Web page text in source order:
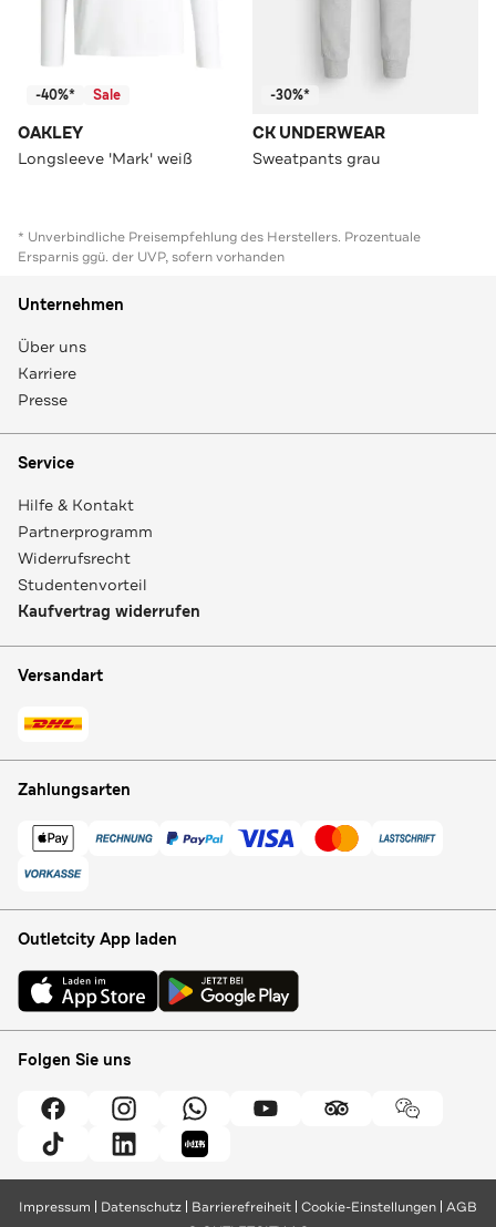
-40%* Sale
OAKLEY
Longsleeve 'Mark' weiß
-30%*
CK UNDERWEAR
Sweatpants grau
* Unverbindliche Preisempfehlung des Herstellers. Prozentuale
Ersparnis ggü. der UVP, sofern vorhanden
Unternehmen
Über uns
Karriere
Presse
Service
Hilfe & Kontakt
Partnerprogramm
Widerrufsrecht
Studentenvorteil
Kaufvertrag widerrufen
Versandart
Zahlungsarten
Outletcity App laden
Folgen Sie uns
Impressum Datenschutz Barrierefreiheit Cookie-Einstellungen AGB